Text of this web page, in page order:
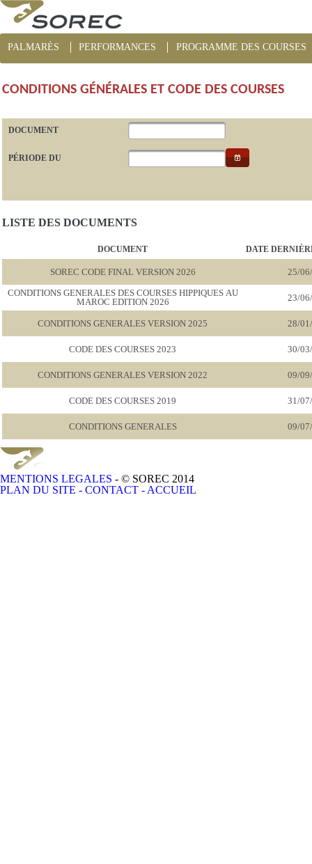
PALMARÈS PERFORMANCES PROGRAMME DES COURSES
CONDITIONS GÉNÉRALES ET CODE DES COURSES
DOCUMENT
PÉRIODE DU
LISTE DES DOCUMENTS
DOCUMENT DATE
SOREC CODE FINAL VERSION 2026
25/
CONDITIONS GENERALES DES COURSES HIPPIQUES AU
MAROC EDITION 2026
23/
CONDITIONS GENERALES VERSION 2025 28/
CODE DES COURSES 2023 30/
CONDITIONS GENERALES VERSION 2022 09/
CODE DES COURSES 2019 31/
CONDITIONS GENERALES 09/
MENTIONS LEGALES - © SOREC 2014
PLAN DU SITE - CONTACT - ACCUEIL